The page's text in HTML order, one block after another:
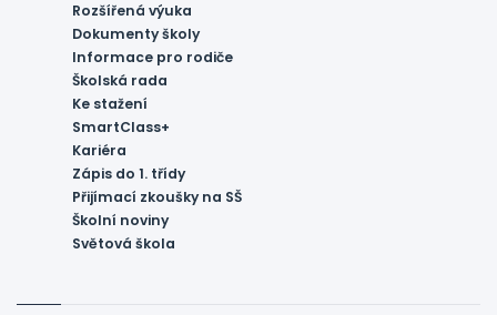
Rozšířená výuka
Dokumenty školy
Informace pro rodiče
Školská rada
Ke stažení
SmartClass+
Kariéra
Zápis do 1. třídy
Přijímací zkoušky na SŠ
Školní noviny
Světová škola